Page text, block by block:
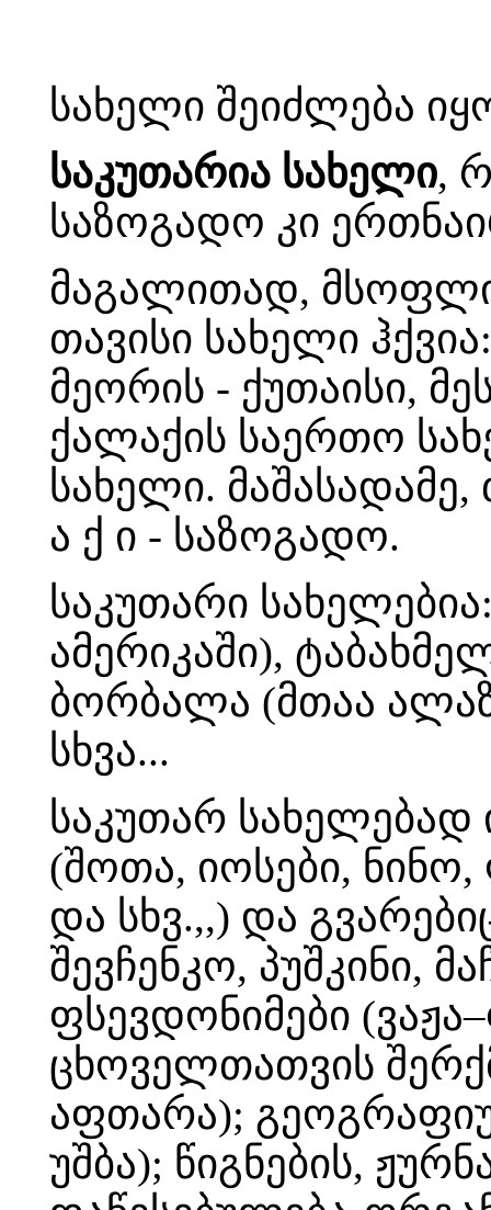
სახელი შეიძლება
საკუთარია სახელი,
საზოგადო კი
მაგალითად,
თავისი სახელი
მეორის - ქუთაისი,
ქალაქის საერთო
სახელი.
ა ქ ი - საზოგადო.
საკუთარი
ამერიკაში),
ბორბალა (მთაა
სხვა...
საკუთარ სახელებად
(შოთა, იოსები,
და სხვ.,,) და
შევჩენკო, პუშკინი,
ფსევდონიმები
ცხოველთათვის
აფთარა);
უშბა); წიგნების,